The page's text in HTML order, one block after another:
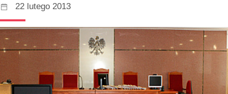
22 lutego 2013